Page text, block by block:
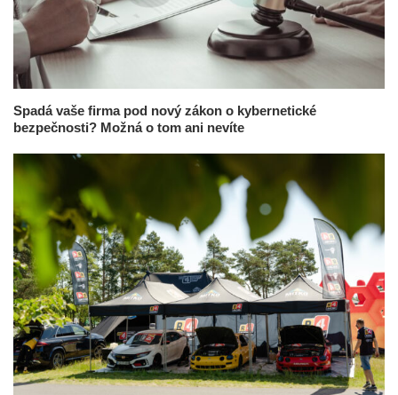
Spadá vaše firma pod nový zákon o kybernetické
bezpečnosti? Možná o tom ani nevíte